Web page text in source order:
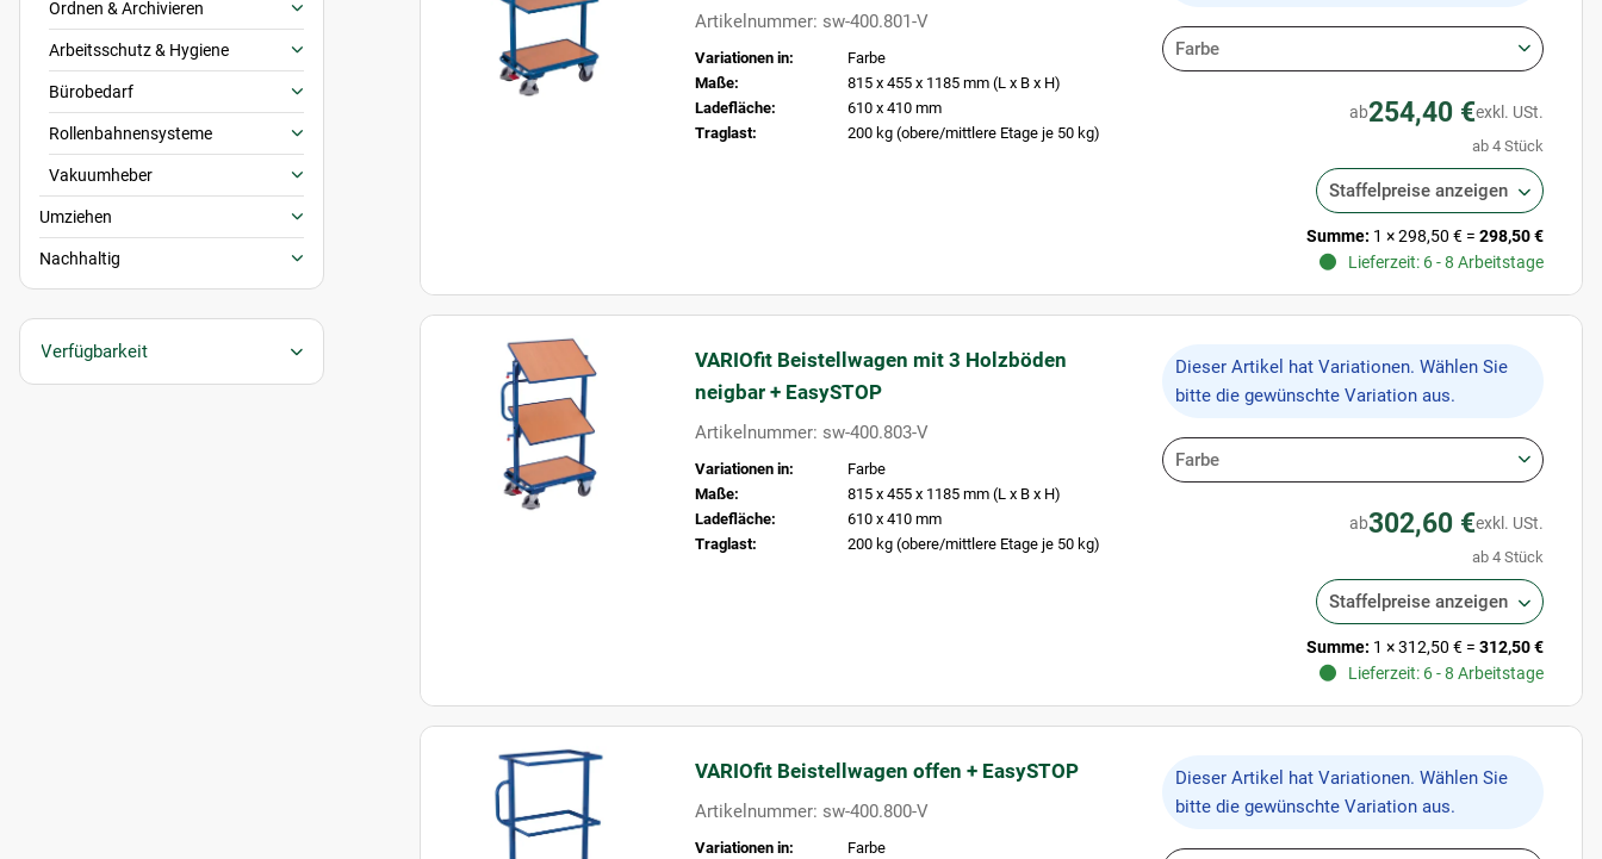
Artikelnummer: sw-400.801-V
Variationen in:
Farbe
Maße:
815 x 455 x 1185 mm (L x B x H)
Ladefläche:
610 x 410 mm
Traglast:
200 kg (obere/mittlere Etage je 50 kg)
Farbe
ab254,40 €exkl. USt.
ab 4 Stück
Staffelpreise anzeigen
Summe: 1 ×298,50 € = 298,50 €
Lieferzeit: 6 - 8 Arbeitstage
VARIOfit Beistellwagen mit 3 Holzböden
neigbar + EasySTOP
Artikelnummer: sw-400.803-V
Variationen in:
Farbe
Maße:
815 x 455 x 1185 mm (L x B x H)
Ladefläche:
610 x 410 mm
Traglast:
200 kg (obere/mittlere Etage je 50 kg)
x
Dieser Artikel hat Variationen. Wählen Sie
bitte die gewünschte Variation aus.
Farbe
ab302,60 €exkl. USt.
ab 4 Stück
Staffelpreise anzeigen
Summe: 1 ×312,50 € = 312,50 €
Lieferzeit: 6 - 8 Arbeitstage
VARIOfit Beistellwagen offen + EasySTOP
Artikelnummer: sw-400.800-V
Variationen in:
Farbe
x
Dieser Artikel hat Variationen. Wählen Sie
bitte die gewünschte Variation aus.
Ordnen & Archivieren
Arbeitsschutz & Hygiene
Bürobedarf
Rollenbahnensysteme
Vakuumheber
Umziehen
Nachhaltig
Verfügbarkeit